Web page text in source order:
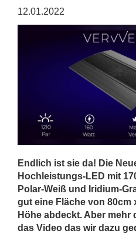
12.01.2022
Endlich ist sie da! Die
Hochleistungs-LED mit
Polar-Weiß und Iridium-
gut eine Fläche von 80cm
Höhe abdeckt. Aber mehr
das Video das wir dazu